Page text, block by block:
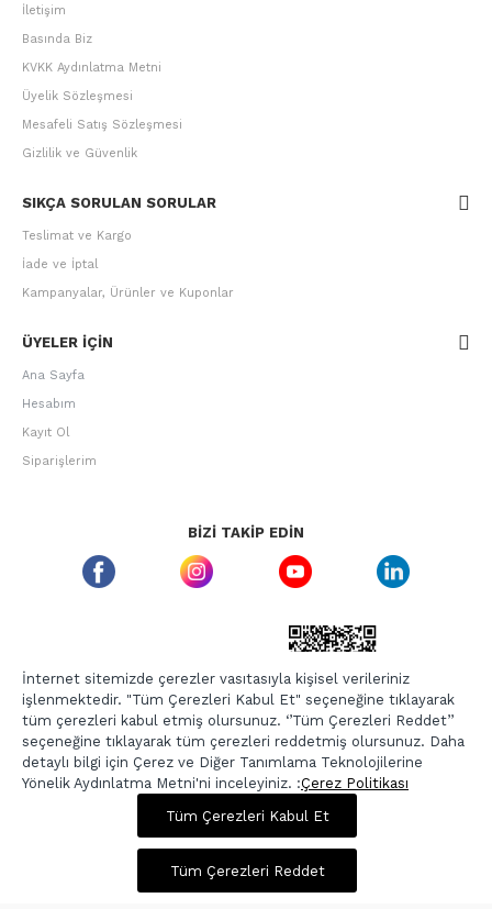
574,00 TL 2.295,00 TL
Sepette %20 İndirim
İletişim
Basında Biz
KVKK Aydınlatma Metni
Üyelik Sözleşmesi
Mesafeli Satış Sözleşmesi
Gizlilik ve Güvenlik
SIKÇA SORULAN SORULAR
Teslimat ve Kargo
İade ve İptal
Kampanyalar, Ürünler ve Kuponlar
ÜYELER IÇIN
Ana Sayfa
Hesabım
Kayıt Ol
Siparişlerim
BIZI TAKIP EDIN
ETBIS GÜVEN DAMGASI
Copyright © 2026, Berr-In.com, Tüm Hakları Saklıdır.
Tüm Çerezleri Kabul Et
İnternet sitemizde çerezler vasıtasıyla kişisel verileriniz
işlenmektedir. "Tüm Çerezleri Kabul Et" seçeneğine tıklayarak
tüm çerezleri kabul etmiş olursunuz. ‘’Tüm Çerezleri Reddet’’
seçeneğine tıklayarak tüm çerezleri reddetmiş olursunuz. Daha
detaylı bilgi için Çerez ve Diğer Tanımlama Teknolojilerine
Yönelik Aydınlatma Metni'ni inceleyiniz. :Çerez Politikası
Tüm Çerezleri Reddet